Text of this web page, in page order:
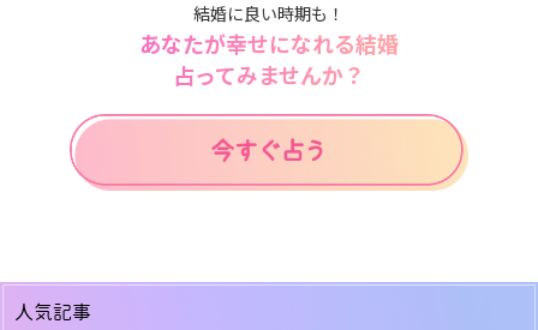
結婚に良い時期も！
あなたが幸せになれる結婚
占ってみませんか？
人気記事